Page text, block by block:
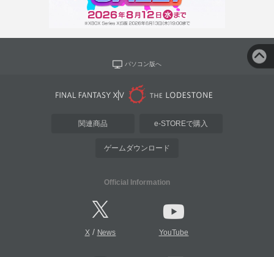
パソコン版へ
関連商品 e-STOREで購入
ゲームダウンロード
Official Information
X/ News YouTube